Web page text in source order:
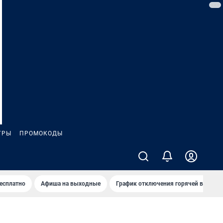
ПРОМОКОДЫ
Афиша на выходные График отключения горячей воды в